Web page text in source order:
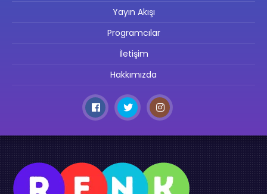
Yayın Akışı
Programcılar
İletişim
Hakkımızda